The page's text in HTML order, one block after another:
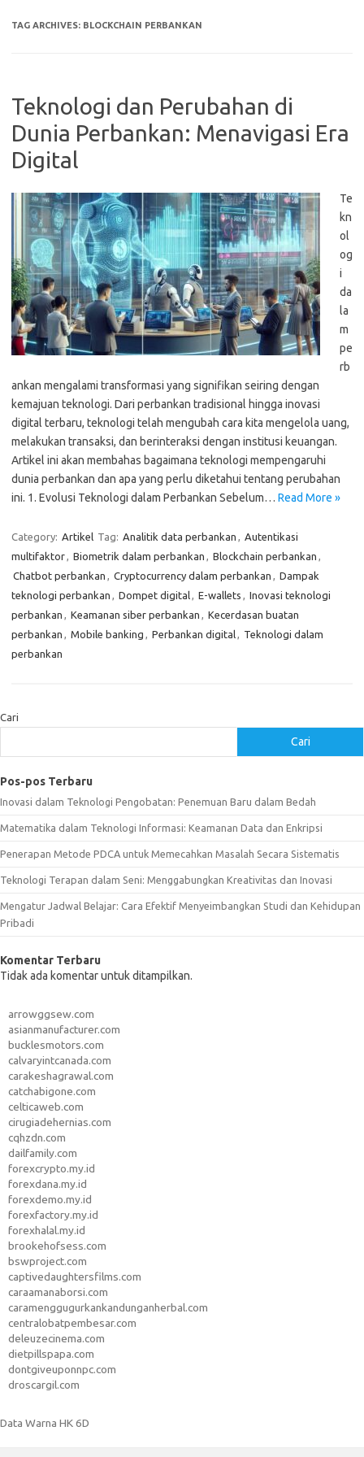
TAG ARCHIVES: BLOCKCHAIN PERBANKAN
Teknologi dan Perubahan di
Dunia Perbankan: Menavigasi Era
Digital
Te
kn
ol
og
i
da
la
m
pe
rb
ankan mengalami transformasi yang signifikan seiring dengan
kemajuan teknologi. Dari perbankan tradisional hingga inovasi
digital terbaru, teknologi telah mengubah cara kita mengelola uang,
melakukan transaksi, dan berinteraksi dengan institusi keuangan.
Artikel ini akan membahas bagaimana teknologi mempengaruhi
dunia perbankan dan apa yang perlu diketahui tentang perubahan
ini. 1. Evolusi Teknologi dalam Perbankan Sebelum… Read More »
Category: Artikel Tag: Analitik data perbankan , Autentikasi
multifaktor, Biometrik dalam perbankan , Blockchain perbankan ,
Chatbot perbankan , Cryptocurrency dalam perbankan , Dampak
teknologi perbankan , Dompet digital, E-wallets , Inovasi teknologi
perbankan , Keamanan siber perbankan , Kecerdasan buatan
perbankan , Mobile banking , Perbankan digital, Teknologi dalam
perbankan
Cari
Cari
Pos-pos Terbaru
Inovasi dalam Teknologi Pengobatan: Penemuan Baru dalam Bedah
Matematika dalam Teknologi Informasi: Keamanan Data dan Enkripsi
Penerapan Metode PDCA untuk Memecahkan Masalah Secara Sistematis
Teknologi Terapan dalam Seni: Menggabungkan Kreativitas dan Inovasi
Mengatur Jadwal Belajar: Cara Efektif Menyeimbangkan Studi dan Kehidupan
Pribadi
Komentar Terbaru
Tidak ada komentar untuk ditampilkan.
arrowggsew.com
asianmanufacturer.com
bucklesmotors.com
calvaryintcanada.com
carakeshagrawal.com
catchabigone.com
celticaweb.com
cirugiadehernias.com
cqhzdn.com
dailfamily.com
forexcrypto.my.id
forexdana.my.id
forexdemo.my.id
forexfactory.my.id
forexhalal.my.id
brookehofsess.com
bswproject.com
captivedaughtersfilms.com
caraamanaborsi.com
caramenggugurkankandunganherbal.com
centralobatpembesar.com
deleuzecinema.com
dietpillspapa.com
dontgiveuponnpc.com
droscargil.com
Data Warna HK 6D